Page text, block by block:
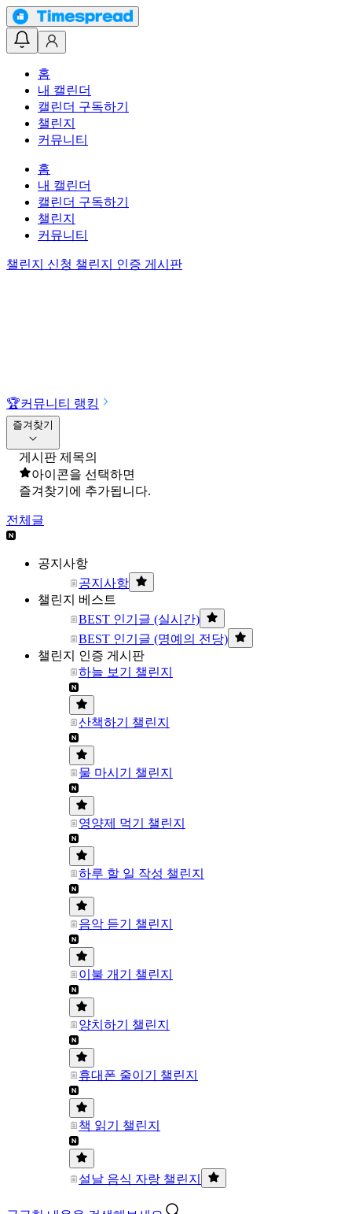
홈
내 캘린더
캘린더 구독하기
챌린지
커뮤니티
홈
내 캘린더
캘린더 구독하기
챌린지
커뮤니티
챌린지 신청 챌린지 인증 게시판
🏆커뮤니티 랭킹
즐겨찾기
게시판 제목의
아이콘을 선택하면
즐겨찾기에 추가됩니다.
전체글
공지사항
공지사항
챌린지 베스트
BEST 인기글 (실시간)
BEST 인기글 (명예의 전당)
챌린지 인증 게시판
하늘 보기 챌린지
산책하기 챌린지
물 마시기 챌린지
영양제 먹기 챌린지
하루 할 일 작성 챌린지
음악 듣기 챌린지
이불 개기 챌린지
양치하기 챌린지
휴대폰 줄이기 챌린지
책 읽기 챌린지
설날 음식 자랑 챌린지